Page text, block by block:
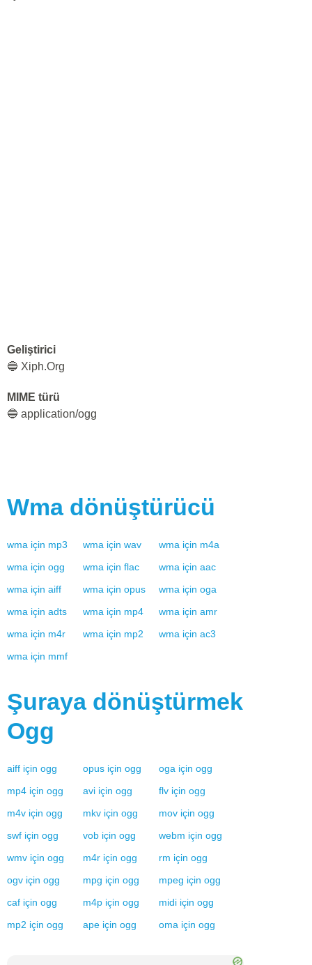
Geliştirici
🔵 Xiph.Org
MIME türü
🔵 application/ogg
Wma dönüştürücü
wma için mp3 wma için wav wma için m4a
wma için ogg wma için flac wma için aac
wma için aiff wma için opus wma için oga
wma için adts wma için mp4 wma için amr
wma için m4r wma için mp2 wma için ac3
wma için mmf
Şuraya dönüştürmek
Ogg
aiff için ogg opus için ogg oga için ogg
mp4 için ogg avi için ogg flv için ogg
m4v için ogg mkv için ogg mov için ogg
swf için ogg vob için ogg webm için ogg
wmv için ogg m4r için ogg rm için ogg
ogv için ogg mpg için ogg mpeg için ogg
caf için ogg m4p için ogg midi için ogg
mp2 için ogg ape için ogg oma için ogg